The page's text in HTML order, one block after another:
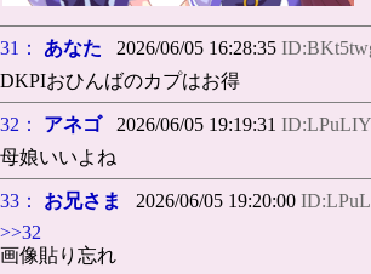
31： あなた 2026/06/05 16:28:35
DKPIおひんばのカプはお得
32： アネゴ2026/06/05 19:19:31
母娘いいよね
33： お兄さま 2026/06/05 19:20:00
>>32
画像貼り忘れ